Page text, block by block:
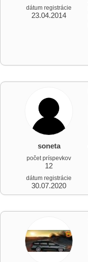
dátum registrácie
23.04.2014
soneta
počet príspevkov
12
dátum registrácie
30.07.2020